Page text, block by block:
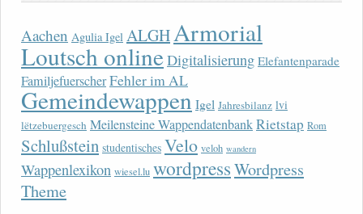
Aachen Agulia Igel ALGHArmorial
Loutsch onlineDigitalisierung Elefantenparade
FamiljefuerscherFehler im AL
Gemeindewappen Igel Jahresbilanz lvi
lëtzebuergesch Meilensteine WappendatenbankRietstap Rom
Schlußstein studentisches Velo veloh wandern
Wappenlexikon wiesel.lu wordpressWordpress
Theme